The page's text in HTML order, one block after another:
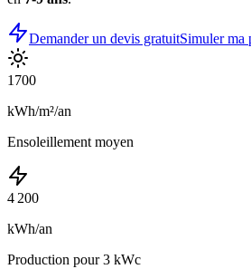
Demander un devis gratuitSimuler ma
1700
kWh/m²/an
Ensoleillement moyen
4 200
kWh/an
Production pour 3 kWc